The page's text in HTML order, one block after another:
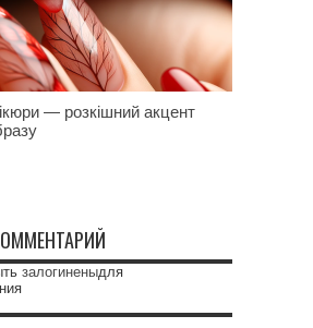
— розкішний акцент
залогиненыдля